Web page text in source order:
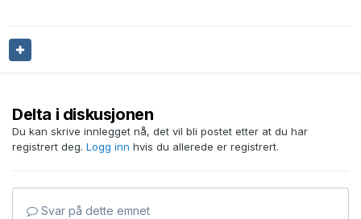
Delta i diskusjonen
Du kan skrive innlegget nå, det vil bli postet etter at du har
registrert deg. Logg inn hvis du allerede er registrert.
Svar på dette emnet